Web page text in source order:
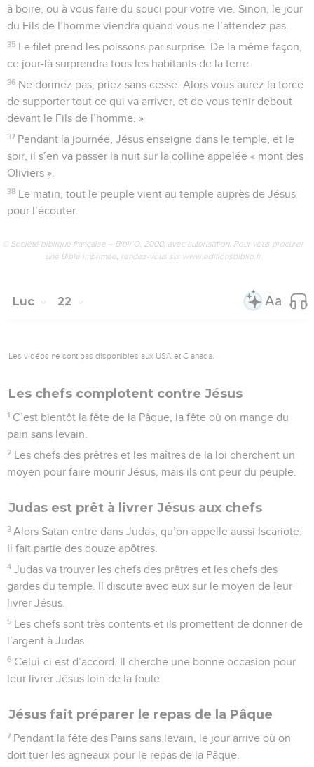
à boire, ou à vous faire du souci pour votre vie. Sinon, le jour
du Fils de l’homme viendra quand vous ne l’attendez pas.
35 Le filet prend les poissons par surprise. De la même façon,
ce jour-là surprendra tous les habitants de la terre.
36 Ne dormez pas, priez sans cesse. Alors vous aurez la force
de supporter tout ce qui va arriver, et de vous tenir debout
devant le Fils de l’homme. »
37 Pendant la journée, Jésus enseigne dans le temple, et le
soir, il s’en va passer la nuit sur la colline appelée « mont des
Oliviers ».
38 Le matin, tout le peuple vient au temple auprès de Jésus
pour l’écouter.
© Société biblique française – Bibli’O, 2000, avec autorisation. Pour vous procurer
une Bible imprimée, rendez-vous sur www.editionsbiblio.fr
Luc 22
Les vidéos ne sont pas disponibles aux USA et C anada.
Les chefs complotent contre Jésus
1 C’est bientôt la fête de la Pâque, la fête où on mange du
pain sans levain.
2 Les chefs des prêtres et les maîtres de la loi cherchent un
moyen pour faire mourir Jésus, mais ils ont peur du peuple.
Judas est prêt à livrer Jésus aux chefs
3 Alors Satan entre dans Judas, qu’on appelle aussi Iscariote.
Il fait partie des douze apôtres.
4 Judas va trouver les chefs des prêtres et les chefs des
gardes du temple. Il discute avec eux sur le moyen de leur
livrer Jésus.
5 Les chefs sont très contents et ils promettent de donner de
l’argent à Judas.
6 Celui-ci est d’accord. Il cherche une bonne occasion pour
leur livrer Jésus loin de la foule.
Jésus fait préparer le repas de la Pâque
7 Pendant la fête des Pains sans levain, le jour arrive où on
doit tuer les agneaux pour le repas de la Pâque.